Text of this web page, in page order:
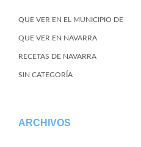
QUE VER EN EL MUNICIPIO DE
QUE VER EN NAVARRA
RECETAS DE NAVARRA
SIN CATEGORÍA
ARCHIVOS